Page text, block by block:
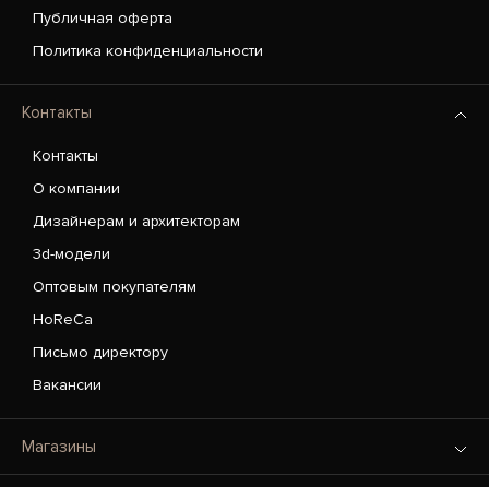
Публичная оферта
Политика конфиденциальности
Контакты
Контакты
О компании
Дизайнерам и архитекторам
3d-модели
Оптовым покупателям
HoReCa
Письмо директору
Вакансии
Магазины